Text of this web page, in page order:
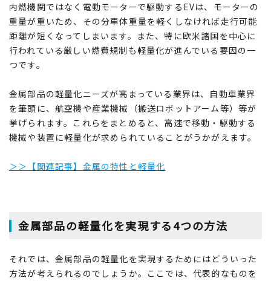
内燃機関ではなく電動モーターで駆動するEVは、モーターの
重量が重いため、その分車体重量を軽くしなければ走行可能
距離が短くなってしまいます。また、特に欧米諸国を中心に
行われている厳しい燃費規制も軽量化が進んでいる要因の一
つです。
金属部品の軽量化ニーズが高まっている業界は、自動車業界
を筆頭に、航空機や産業機械（搬送ロボットアーム等）等が
挙げられます。これらをまとめると、高速で移動・駆動する
機械や装置に軽量化が求められていることがうかがえます。
＞＞【関連記事】金属の特性と軽量化
金属部品の軽量化を実現する4つの方法
それでは、金属部品の軽量化を実現するためにはどういった
方法が考えられるのでしょうか。ここでは、代表的なものを